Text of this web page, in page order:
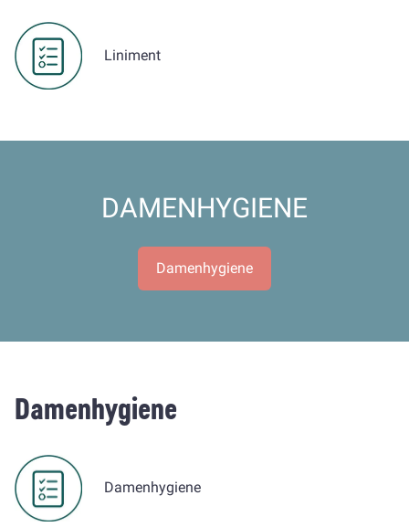
Liniment
DAMENHYGIENE
Damenhygiene
Damenhygiene
Damenhygiene